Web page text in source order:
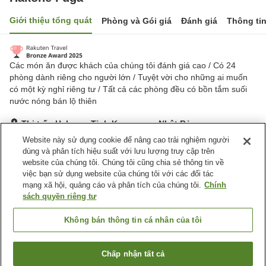
Giới thiệu tổng quát Phòng và Gói giá Đánh giá Thông
Các món ăn được khách của chúng tôi đánh giá cao / Có 24
phòng dành riêng cho người lớn / Tuyệt vời cho những ai muốn
có một kỳ nghỉ riêng tư / Tất cả các phòng đều có bồn tắm suối
nước nóng bán lộ thiên
Thị trấn Hakone, Tỉnh Kanagawa, Nhật Bản
Hiển thị trên bản đồ
Tuyệt vời Đánh giá:374 lượt
Tiện nghi chỗ nghỉ
Bãi đỗ xe
Bể sục
Phòng xông đá nóng
Lounge
Tỉnh Kanagawa
Tìm phòng trống
Website này sử dụng cookie để nâng cao trải nghiệm người
dùng và phân tích hiệu suất với lưu lượng truy cập trên
website của chúng tôi. Chúng tôi cũng chia sẻ thông tin về
việc bạn sử dụng website của chúng tôi với các đối tác
mạng xã hội, quảng cáo và phân tích của chúng tôi. Chính
sách quyền riêng tư
Không bán thông tin cá nhân của tôi
Chấp nhận tất cả